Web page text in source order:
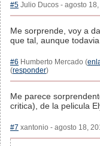
#5 Julio Ducos - agosto
Me sorprende, voy a
que tal, aunque
#6 Humberto Mercado (
(responder)
Me parece
critica), de la pelicula
#7 xantonio - agosto 18,